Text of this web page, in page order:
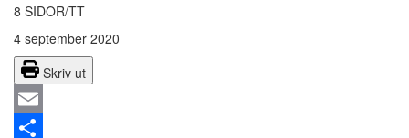
8 SIDOR/TT
4 september 2020
Skriv ut
Email